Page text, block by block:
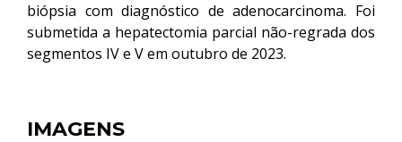
biópsia com diagnóstico de adenocarcinoma. Foi
submetida a hepatectomia parcial não-regrada dos
segmentos IV e V em outubro de 2023.
IMAGENS